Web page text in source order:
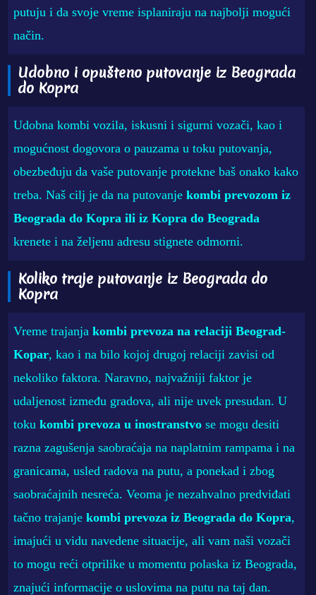
putuju i da svoje vreme isplaniraju na najbolji mogući
način.
Udobno i opušteno putovanje iz Beograda
do Kopra
Udobna kombi vozila, iskusni i sigurni vozači, kao i
mogućnost dogovora o pauzama u toku putovanja,
obezbeđuju da vaše putovanje protekne baš onako kako
treba. Naš cilj je da na putovanjekombi prevozom iz
Beograda do Kopra ili iz Kopra do Beograda
krenete i na željenu adresu stignete odmorni.
Koliko traje putovanje iz Beograda do
Kopra
Vreme trajanjakombi prevoza na relaciji Beograd-
Kopar, kao i na bilo kojoj drugoj relaciji zavisi od
nekoliko faktora. Naravno, najvažniji faktor je
udaljenost između gradova, ali nije uvek presudan. U
tokukombi prevoza u inostranstvo se mogu desiti
razna zagušenja saobraćaja na naplatnim rampama i na
granicama, usled radova na putu, a ponekad i zbog
saobraćajnih nesreća. Veoma je nezahvalno predviđati
tačno trajanjekombi prevoza iz Beograda do Kopra,
imajući u vidu navedene situacije, ali vam naši vozači
to mogu reći otprilike u momentu polaska iz Beograda,
znajući informacije o uslovima na putu na taj dan.